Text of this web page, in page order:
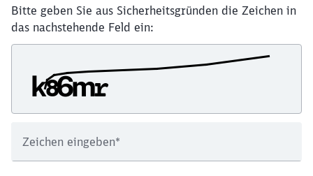
Bitte geben Sie aus Sicherheitsgründen die Zeichen in
das nachstehende Feld ein:
Zeichen eingeben*
Möchten Sie zu
werden?
Abbrechen